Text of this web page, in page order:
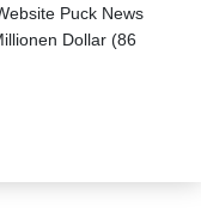
Puck News
Dollar (86